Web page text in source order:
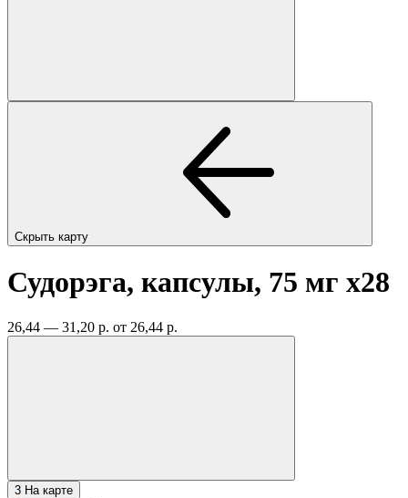
Скрыть карту
Судорэга, капсулы, 75 мг x28
26,44 — 31,20 р. от 26,44 р.
3 На карте